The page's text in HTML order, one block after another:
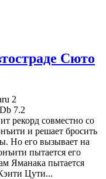
Сюто
2
7.2
рекорд совместно со
и решает бросить
Но его вызывает на
пытается его
Яманака пытается
Цути...